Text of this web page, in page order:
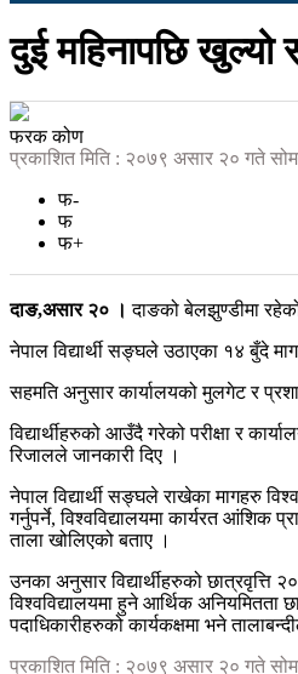
दुई महिनापछि खुल्यो
फरक कोण
प्रकाशित मिति : २०७९ असार २० गते
फ-
फ
फ+
दाङ,असार २० ।दाङको बेलझुण्डीमा
नेपाल विद्यार्थी सङ्घले उठाएका १४ बुँदे
सहमति अनुसार कार्यालयको मुलगेट र
विद्यार्थीहरुको आउँदै गरेको परीक्षा र
रिजालले जानकारी दिए ।
नेपाल विद्यार्थी सङ्घले राखेका मागहरु
गर्नुपर्ने, विश्वविद्यालयमा कार्यरत आंशिक
ताला खोलिएको बताए ।
उनका अनुसार विद्यार्थीहरुको छात्रवृत्ति
विश्वविद्यालयमा हुने आर्थिक अनियमितता
पदाधिकारीहरुको कार्यकक्षमा भने
प्रकाशित मिति : २०७९ असार २० गते